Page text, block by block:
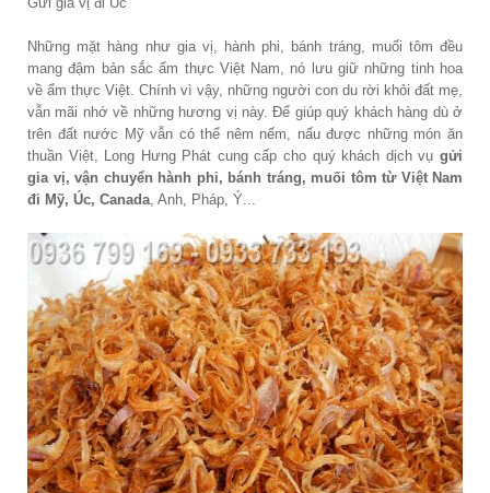
Những mặt hàng như gia vị, hành phi, bánh tráng, muối tôm đều
mang đậm bản sắc ẩm thực Việt Nam, nó lưu giữ những tinh hoa
về ẩm thực Việt. Chính vì vậy, những người con du rời khỏi đất mẹ,
vẫn mãi nhớ về những hương vị này. Để giúp quý khách hàng dù ở
trên đất nước Mỹ vẫn có thể nêm nếm, nấu được những món ăn
thuần Việt, Long Hưng Phát cung cấp cho quý khách dịch vụ gửi
gia vị, vận chuyển hành phi, bánh tráng, muối tôm từ Việt Nam
đi Mỹ, Úc, Canada , Anh, Pháp, Ý...